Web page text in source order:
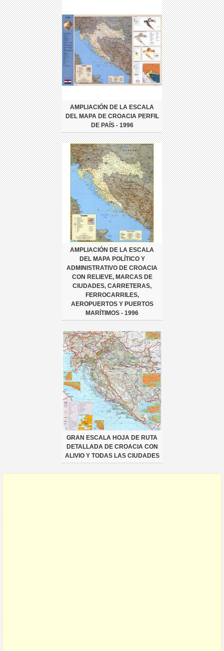
AMPLIACIÓN DE LA ESCALA
DEL MAPA DE CROACIA PERFIL
DE PAÍS - 1996
AMPLIACIÓN DE LA ESCALA
DEL MAPA POLÍTICO Y
ADMINISTRATIVO DE CROACIA
CON RELIEVE, MARCAS DE
CIUDADES, CARRETERAS,
FERROCARRILES,
AEROPUERTOS Y PUERTOS
MARÍTIMOS - 1996
GRAN ESCALA HOJA DE RUTA
DETALLADA DE CROACIA CON
ALIVIO Y TODAS LAS CIUDADES